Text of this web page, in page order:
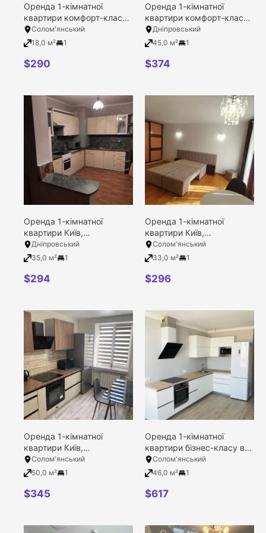
Оренда 1-кімнатної
квартири комфорт-класу
в ЖК Смарт Хаус, Київ,
Солом’янський район,
Солом'янський
18,0 м²
1
$290
Оренда 1-кімнатної
квартири комфорт-класу
в ЖК Садовий, Київ,
Дніпровський район,
вулиця, 25
Дніпровський
45,0 м²
1
$374
Оренда 1-кімнатної
квартири Київ,
Дніпровський район,
Сосницька вулиця, 19
Дніпровський
35,0 м²
1
$294
Оренда 1-кімнатної
квартири Київ,
Солом’янський район,
Донця Михайла вулиця,
Солом'янський
33,0 м²
1
$296
Оренда 1-кімнатної
квартири Київ,
Солом’янський район,
Радченка Петра вулиця,
Солом'янський
50,0 м²
1
$345
Оренда 1-кімнатної
квартири бізнес-класу в
ЖК Солом’янська 20А,
Київ, Солом’янський
вулиця, 20в
Солом'янський
46,0 м²
1
$617